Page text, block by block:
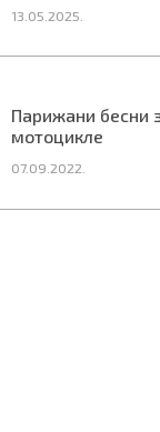
13.05.2025.
Парижани бесни
мотоцикле
07.09.2022.
СРБИЈА
СПОРТ